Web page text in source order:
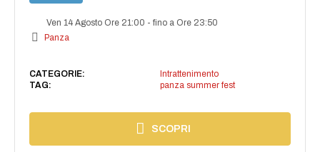
Ven 14 Agosto Ore 21:00 -fino a Ore 23:50
Panza
CATEGORIE:
Intrattenimento
TAG:
panza summer fest
SCOPRI